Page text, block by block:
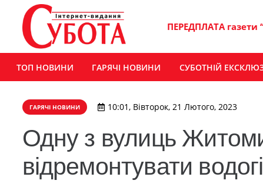
ПЕРЕДПЛАТА газети
ТОП НОВИНИ ГАРЯЧІ НОВИНИ СУБОТНІЙ
ГАРЯЧІ НОВИНИ 10:01, Вівторок, 21 Лютого, 2023
Одну з вулиць
відремонтувати